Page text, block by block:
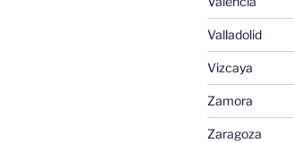
Valladolid
Vizcaya
Zamora
Zaragoza